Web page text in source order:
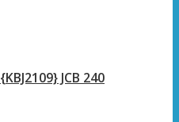
{KBJ2109} JCB 240